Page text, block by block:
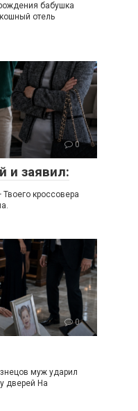
бабушка
отель
0
и заявил:
кроссовера
0
муж ударил
дверей На